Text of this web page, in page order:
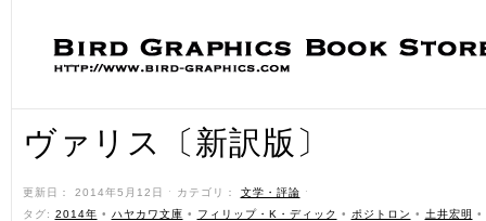
ヴァリス〔新訳版〕
更新日： 2014年5月12日 ˑ カテゴリ： 文学・評論 ˑ
タグ: 2014年 • ハヤカワ文庫 • フィリップ・K・ディック • ポジトロン • 土井宏明 •